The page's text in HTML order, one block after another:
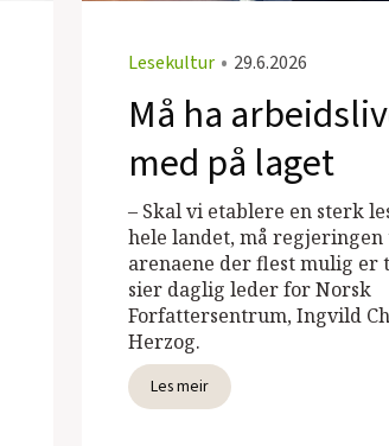
Lesekultur • 29.6.2026
Må ha
med på laget
– Skal vi etablere en sterk
hele landet, må
arenaene der flest mulig er
sier daglig leder for Norsk
Forfattersentrum, Ingvild
Herzog.
Les meir